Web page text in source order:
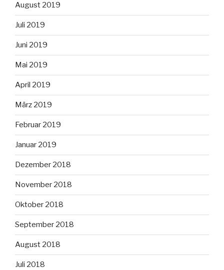
August 2019
Juli 2019
Juni 2019
Mai 2019
April 2019
März 2019
Februar 2019
Januar 2019
Dezember 2018
November 2018
Oktober 2018
September 2018
August 2018
Juli 2018